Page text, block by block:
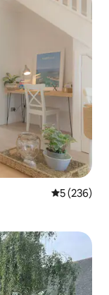
平均评分 5
5 (236)